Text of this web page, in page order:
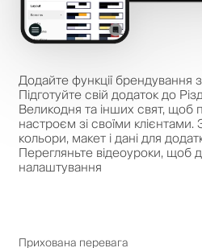
Додайте функції брендування
Підготуйте свій додаток до
Великодня та інших свят, щоб
настроєм зі своїми
кольори, макет і дані для
Перегляньте відеоуроки, щоб
налаштування
Прихована перевага